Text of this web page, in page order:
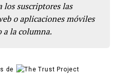
los suscriptores las
o aplicaciones móviles
a la columna.
de